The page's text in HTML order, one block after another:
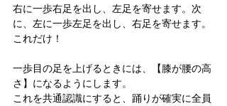
右に一歩右足を出し、左足を寄せます。次
に、左に一歩左足を出し、右足を寄せます。
これだけ！
一歩目の足を上げるときには、【膝が腰の高
さ】になるようにします。
これを共通認識にすると、踊りが確実に全員